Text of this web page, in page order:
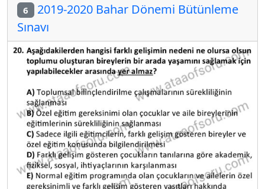
6 2019-2020 Bahar Dönemi Bütünleme
Sınavı